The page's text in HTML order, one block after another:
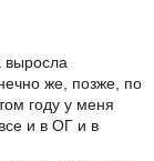
выросла
же, позже, по
году у меня
и в ОГ и в